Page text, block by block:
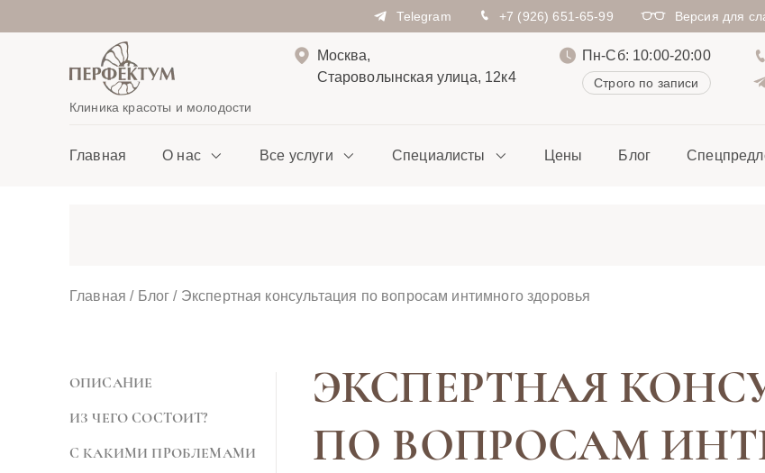
Telegram +7 (926) 651-65-99 Версия для
Клиника красоты и молодости
Москва,
Староволынская улица, 12к4
Пн-Сб: 10:00-20:00
Строго по записи
Главная О нас Все услуги Специалисты Цены Блог
Главная / Блог / Экспертная консультация по вопросам интимного здоровья
ОПИСАНИЕ
ИЗ ЧЕГО СОСТОИТ?
С КАКИМИ ПРОБЛЕМАМИ
ЭКСПЕРТНАЯ
ПО ВОПРОСАМ